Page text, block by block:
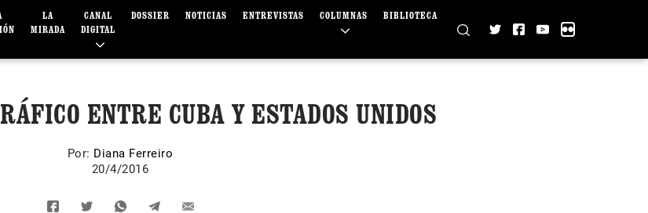
LA
MIRADA
CANAL
DIGITAL
DOSSIER NOTICIAS ENTREVISTAS COLUMNAS BIBLIOTECA
ENTRE CUBA Y ESTADOS UNIDOS
Por: Diana Ferreiro
20/4/2016